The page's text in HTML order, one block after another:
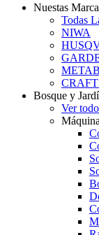
Nuestas
Todas
NIWA
Bosque y
Ver